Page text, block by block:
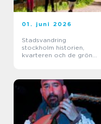
01. juni 2026
Stadsvandring
stockholm historien,
kvarteren och de gröna